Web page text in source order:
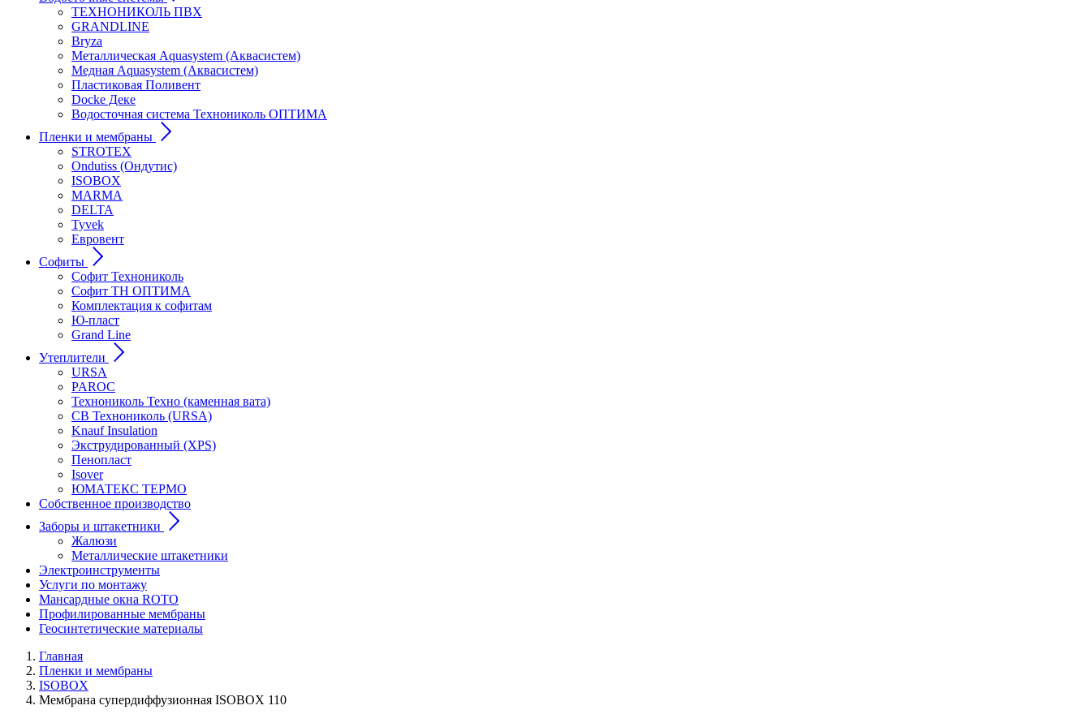
ТЕХНОНИКОЛЬ ПВХ
GRANDLINE
Bryza
Металлическая Aquasystem (Аквасистем)
Медная Aquasystem (Аквасистем)
Пластиковая Поливент
Docke Деке
Водосточная система Технониколь ОПТИМА
Пленки и мембраны
STROTEX
Ondutiss (Ондутис)
ISOBOX
MARMA
DELTA
Tyvek
Евровент
Софиты
Софит Технониколь
Софит ТН ОПТИМА
Комплектация к софитам
Ю-пласт
Grand Line
Утеплители
URSA
PAROC
Технониколь Техно (каменная вата)
СВ Технониколь (URSA)
Knauf Insulation
Экструдированный (XPS)
Пенопласт
Isover
ЮМАТЕКС ТЕРМО
Собственное производство
Заборы и штакетники
Жалюзи
Металлические штакетники
Электроинструменты
Услуги по монтажу
Мансардные окна ROTO
Профилированные мембраны
Геосинтетические материалы
Главная
Пленки и мембраны
ISOBOX
Мембрана супердиффузионная ISOBOX 110